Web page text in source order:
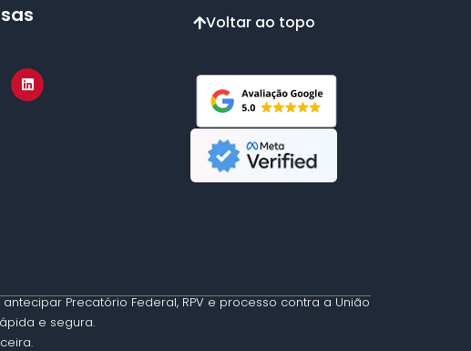
Voltar ao topo
Precatório Federal, RPV e processo contra a União
e segura.